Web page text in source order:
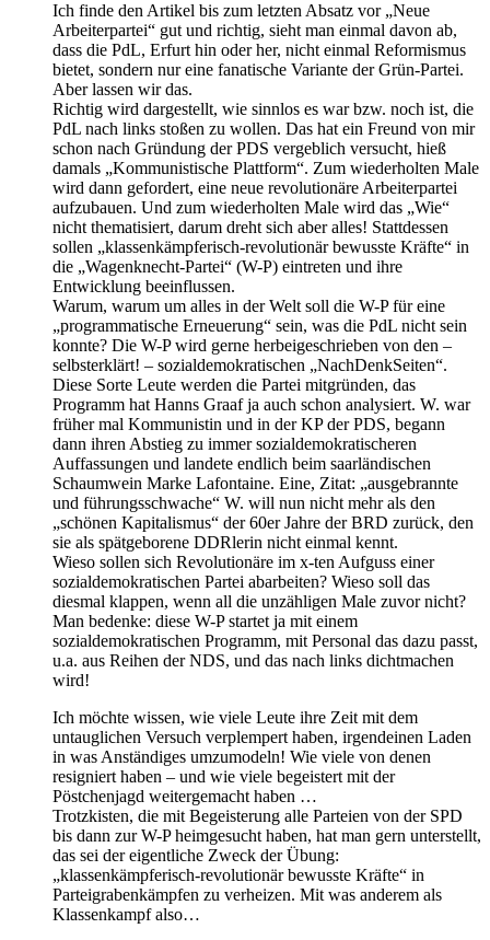
Ich finde den Artikel bis zum letzten Absatz vor „Neue
Arbeiterpartei“ gut und richtig, sieht man einmal davon ab,
dass die PdL, Erfurt hin oder her, nicht einmal Reformismus
bietet, sondern nur eine fanatische Variante der Grün-Partei.
Aber lassen wir das.
Richtig wird dargestellt, wie sinnlos es war bzw. noch ist, die
PdL nach links stoßen zu wollen. Das hat ein Freund von mir
schon nach Gründung der PDS vergeblich versucht, hieß
damals „Kommunistische Plattform“. Zum wiederholten Male
wird dann gefordert, eine neue revolutionäre Arbeiterpartei
aufzubauen. Und zum wiederholten Male wird das „Wie“
nicht thematisiert, darum dreht sich aber alles! Stattdessen
sollen „klassenkämpferisch-revolutionär bewusste Kräfte“ in
die „Wagenknecht-Partei“ (W-P) eintreten und ihre
Entwicklung beeinflussen.
Warum, warum um alles in der Welt soll die W-P für eine
„programmatische Erneuerung“ sein, was die PdL nicht sein
konnte? Die W-P wird gerne herbeigeschrieben von den –
selbsterklärt! – sozialdemokratischen „NachDenkSeiten“.
Diese Sorte Leute werden die Partei mitgründen, das
Programm hat Hanns Graaf ja auch schon analysiert. W. war
früher mal Kommunistin und in der KP der PDS, begann
dann ihren Abstieg zu immer sozialdemokratischeren
Auffassungen und landete endlich beim saarländischen
Schaumwein Marke Lafontaine. Eine, Zitat: „ausgebrannte
und führungsschwache“ W. will nun nicht mehr als den
„schönen Kapitalismus“ der 60er Jahre der BRD zurück, den
sie als spätgeborene DDRlerin nicht einmal kennt.
Wieso sollen sich Revolutionäre im x-ten Aufguss einer
sozialdemokratischen Partei abarbeiten? Wieso soll das
diesmal klappen, wenn all die unzähligen Male zuvor nicht?
Man bedenke: diese W-P startet ja mit einem
sozialdemokratischen Programm, mit Personal das dazu passt,
u.a. aus Reihen der NDS, und das nach links dichtmachen
wird!
Ich möchte wissen, wie viele Leute ihre Zeit mit dem
untauglichen Versuch verplempert haben, irgendeinen Laden
in was Anständiges umzumodeln! Wie viele von denen
resigniert haben – und wie viele begeistert mit der
Pöstchenjagd weitergemacht haben …
Trotzkisten, die mit Begeisterung alle Parteien von der SPD
bis dann zur W-P heimgesucht haben, hat man gern unterstellt,
das sei der eigentliche Zweck der Übung:
„klassenkämpferisch-revolutionär bewusste Kräfte“ in
Parteigrabenkämpfen zu verheizen. Mit was anderem als
Klassenkampf also…